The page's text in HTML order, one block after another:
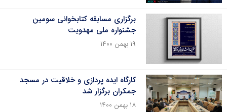
برگزاری مسابقه کتابخوانی سومین
جشنواره ملی مهدویت
۱۹ بهمن ۱۴۰۰
کارگاه ایده پردازی و خلاقیت در مسجد
جمکران برگزار شد
۱۸ بهمن ۱۴۰۰